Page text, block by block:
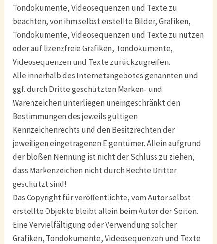
Tondokumente, Videosequenzen und Texte zu
beachten, von ihm selbst erstellte Bilder, Grafiken,
Tondokumente, Videosequenzen und Texte zu nutzen
oder auf lizenzfreie Grafiken, Tondokumente,
Videosequenzen und Texte zurückzugreifen.
Alle innerhalb des Internetangebotes genannten und
ggf. durch Dritte geschützten Marken- und
Warenzeichen unterliegen uneingeschränkt den
Bestimmungen des jeweils gültigen
Kennzeichenrechts und den Besitzrechten der
jeweiligen eingetragenen Eigentümer. Allein aufgrund
der bloßen Nennung ist nicht der Schluss zu ziehen,
dass Markenzeichen nicht durch Rechte Dritter
geschützt sind!
Das Copyright für veröffentlichte, vom Autor selbst
erstellte Objekte bleibt allein beim Autor der Seiten.
Eine Vervielfältigung oder Verwendung solcher
Grafiken, Tondokumente, Videosequenzen und Texte